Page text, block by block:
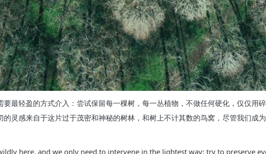
最轻盈的方式介入：尝试保留每一棵树，每一丛植物，不做任何硬化，仅仅用
灵感来自于这片过于茂密和神秘的树林，和树上不计其数的鸟窝，尽管我们成
here, and we only need to intervene in the lightest way: try to preserve